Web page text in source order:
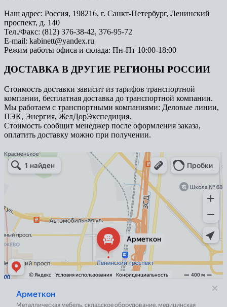
Наш адрес: Россия, 198216, г. Санкт-Петербург, Ленинский
проспект, д. 140
Тел./Факс: (812) 376-38-42, 376-95-72
E-mail: kabinett@yandex.ru
Режим работы офиса и склада: Пн-Пт 10:00-18:00
ДОСТАВКА В ДРУГИЕ РЕГИОНЫ РОССИИ
Стоимость доставки зависит из тарифов транспортной
компании, бесплатная доставка до транспортной компании.
Мы работаем с транспортными компаниями: Деловые линии,
ПЭК, Энергия, ЖелДорЭкспедиция.
Стоимость сообщит менеджер после оформления заказа,
оплатить доставку можно при получении.
Арметкон
Металлическая мебель в Санкт‑Петербурге
Торговое оборудование в Санкт‑Петербурге